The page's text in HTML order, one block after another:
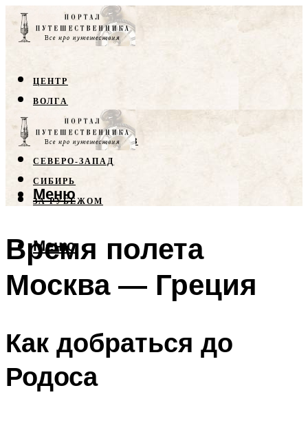
ЦЕНТР
ВОЛГА
КРЫМ
СЕВЕРНЫЙ КАВКАЗ
СЕВЕРО-ЗАПАД
СИБИРЬ
ЗА РУБЕЖОМ
Меню
Меню
Время полета
Москва — Греция
Как добраться до
Родоса